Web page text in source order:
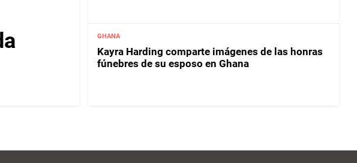
GHANA
Kayra Harding comparte imágenes de las honras
fúnebres de su esposo en Ghana